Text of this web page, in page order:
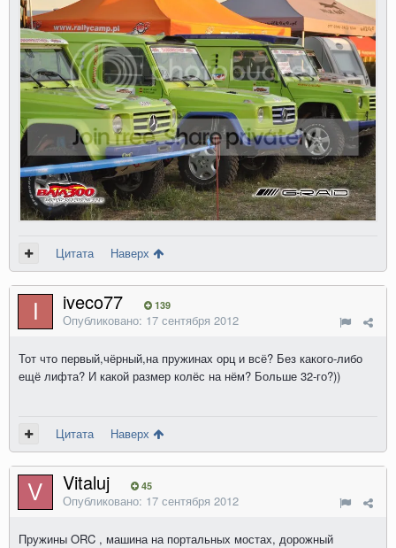
Цитата Наверх
iveco77 139
Опубликовано: 17 сентября 2012
Тот что первый,чёрный,на пружинах орц и всё? Без какого-либо
ещё лифта? И какой размер колёс на нём? Больше 32-го?))
Цитата Наверх
Vitaluj 45
Опубликовано: 17 сентября 2012
Пружины ORC , машина на портальных мостах, дорожный